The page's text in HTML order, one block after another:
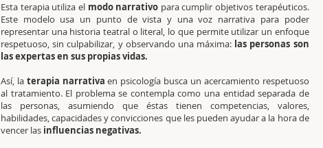
Esta terapia utiliza el modo narrativo para cumplir objetivos terapéuticos.
Este modelo usa un punto de vista y una voz narrativa para poder
representar una historia teatral o literal, lo que permite utilizar un enfoque
respetuoso, sin culpabilizar, y observando una máxima: las personas son
las expertas en sus propias vidas.
Así, laterapia narrativa en psicología busca un acercamiento respetuoso
al tratamiento. El problema se contempla como una entidad separada de
las personas, asumiendo que éstas tienen competencias, valores,
habilidades, capacidades y convicciones que les pueden ayudar a la hora de
vencer las influencias negativas.